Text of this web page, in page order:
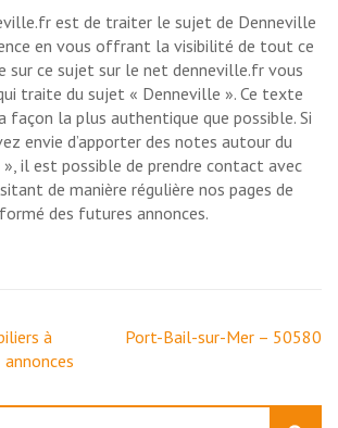
est de traiter le sujet de Denneville
en vous offrant la visibilité de tout ce
sur ce sujet sur le net denneville.fr vous
traite du sujet « Denneville ». Ce texte
façon la plus authentique que possible. Si
envie d’apporter des notes autour du
il est possible de prendre contact avec
de manière régulière nos pages de
des futures annonces.
à
Port-Bail-sur-Mer – 50580